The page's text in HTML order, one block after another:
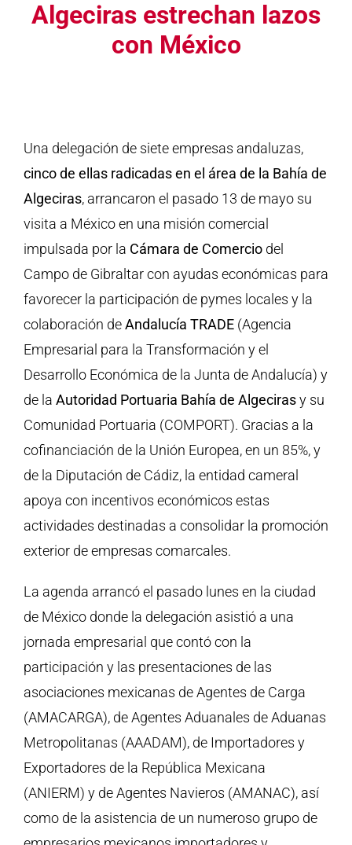
Algeciras estrechan lazos
con México
Una delegación de siete empresas andaluzas,
cinco de ellas radicadas en el área de la Bahía de
Algeciras, arrancaron el pasado 13 de mayo su
visita a México en una misión comercial
impulsada por la Cámara de Comercio del
Campo de Gibraltar con ayudas económicas para
favorecer la participación de pymes locales y la
colaboración deAndalucía TRADE (Agencia
Empresarial para la Transformación y el
Desarrollo Económica de la Junta de Andalucía) y
de la Autoridad Portuaria Bahía de Algecirasy su
Comunidad Portuaria (COMPORT). Gracias a la
cofinanciación de la Unión Europea, en un 85%, y
de la Diputación de Cádiz, la entidad cameral
apoya con incentivos económicos estas
actividades destinadas a consolidar la promoción
exterior de empresas comarcales.
La agenda arrancó el pasado lunes en la ciudad
de México donde la delegación asistió a una
jornada empresarial que contó con la
participación y las presentaciones de las
asociaciones mexicanas de Agentes de Carga
(AMACARGA), de Agentes Aduanales de Aduanas
Metropolitanas (AAADAM), de Importadores y
Exportadores de la República Mexicana
(ANIERM) y de Agentes Navieros (AMANAC), así
como de la asistencia de un numeroso grupo de